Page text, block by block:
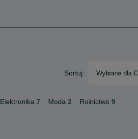
Sortuj: Wybrane dla
Elektronika 7 Moda 2 Rolnictwo 9